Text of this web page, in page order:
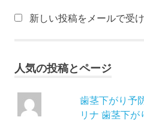
電
ラ
電
動
新しい投稿をメールで受
人気の投稿とページ
歯茎下がり予
リナ 歯茎下